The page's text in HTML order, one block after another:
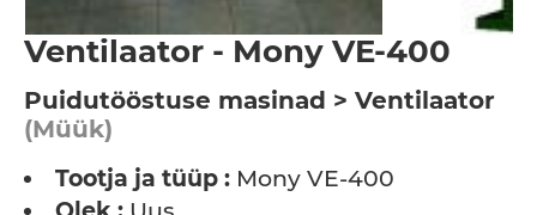
Ventilaator - Mony VE-400
Puidutööstuse masinad > Ventilaator
(Müük)
Tootja ja tüüp : Mony VE-400